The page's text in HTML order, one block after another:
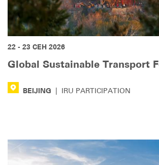
22 - 23 СЕН 2026
Global Sustainable Transport
BEIJING IRU PARTICIPATION